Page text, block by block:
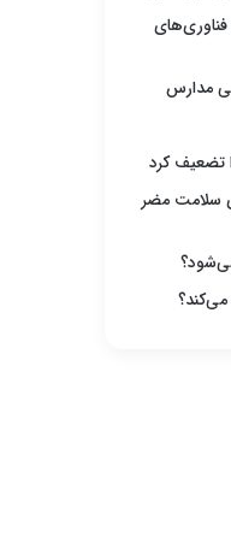
تضعیف کرد
سلامت مضر